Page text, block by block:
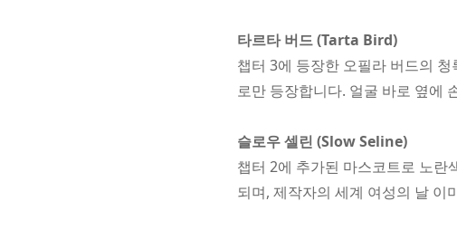
타르타 버드 (Tarta Bird)
챕터 3에 등장한 오필라 버드의
로만 등장합니다. 얼굴 바로 옆에
슬로우 셀린 (Slow Seline)
챕터 2에 추가된 마스코트로 노란
되며, 제작자의 세계 여성의 날 이